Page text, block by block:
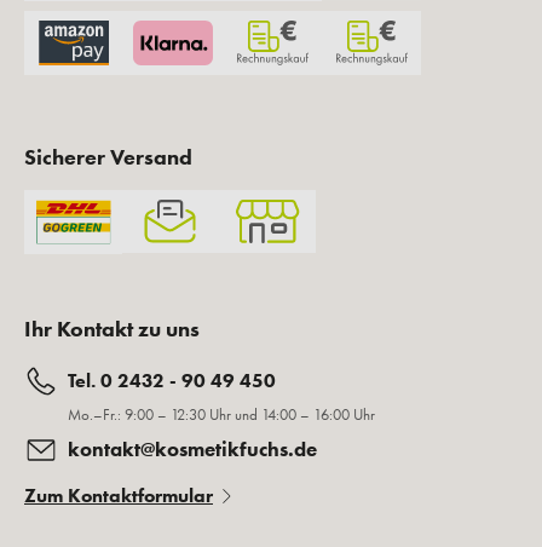
Sicherer Versand
Ihr Kontakt zu uns
Tel. 0 2432 - 90 49 450
Mo.–Fr.: 9:00 – 12:30 Uhr und 14:00 – 16:00 Uhr
kontakt@kosmetikfuchs.de
Zum Kontaktformular